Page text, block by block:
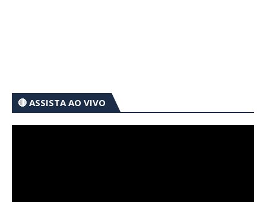
🔴 ASSISTA AO VIVO